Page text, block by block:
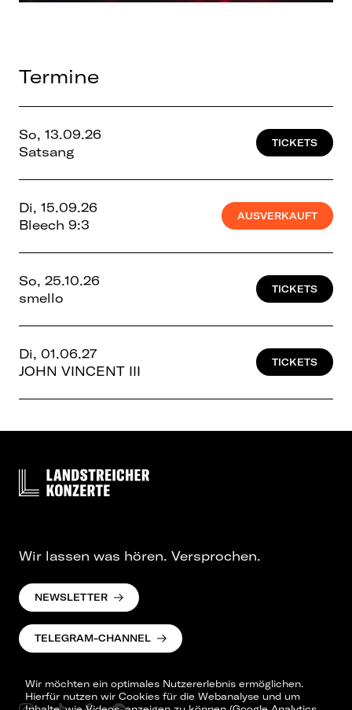
Termine
So, 13.09.26
Satsang
TICKETS
Di, 15.09.26
Bleech 9:3
AUSVERKAUFT
So, 25.10.26
smello
TICKETS
Di, 01.06.27
JOHN VINCENT III
TICKETS
Wir möchten ein optimales Nutzererlebnis ermöglichen.
Hierfür nutzen wir Cookies für die Webanalyse und um
Wir lassen was hören. Versprochen.
NEWSLETTER
TELEGRAM-CHANNEL